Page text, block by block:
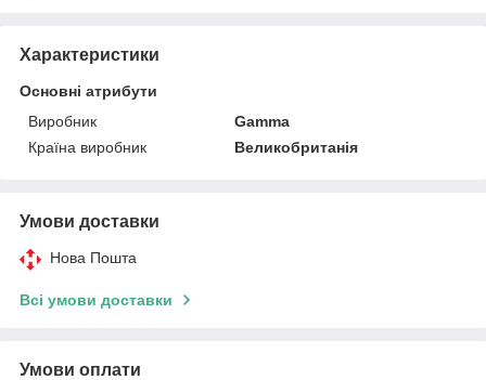
Характеристики
Основні атрибути
Виробник
Gamma
Країна виробник
Великобританія
Умови доставки
Нова Пошта
Всі умови доставки
Умови оплати